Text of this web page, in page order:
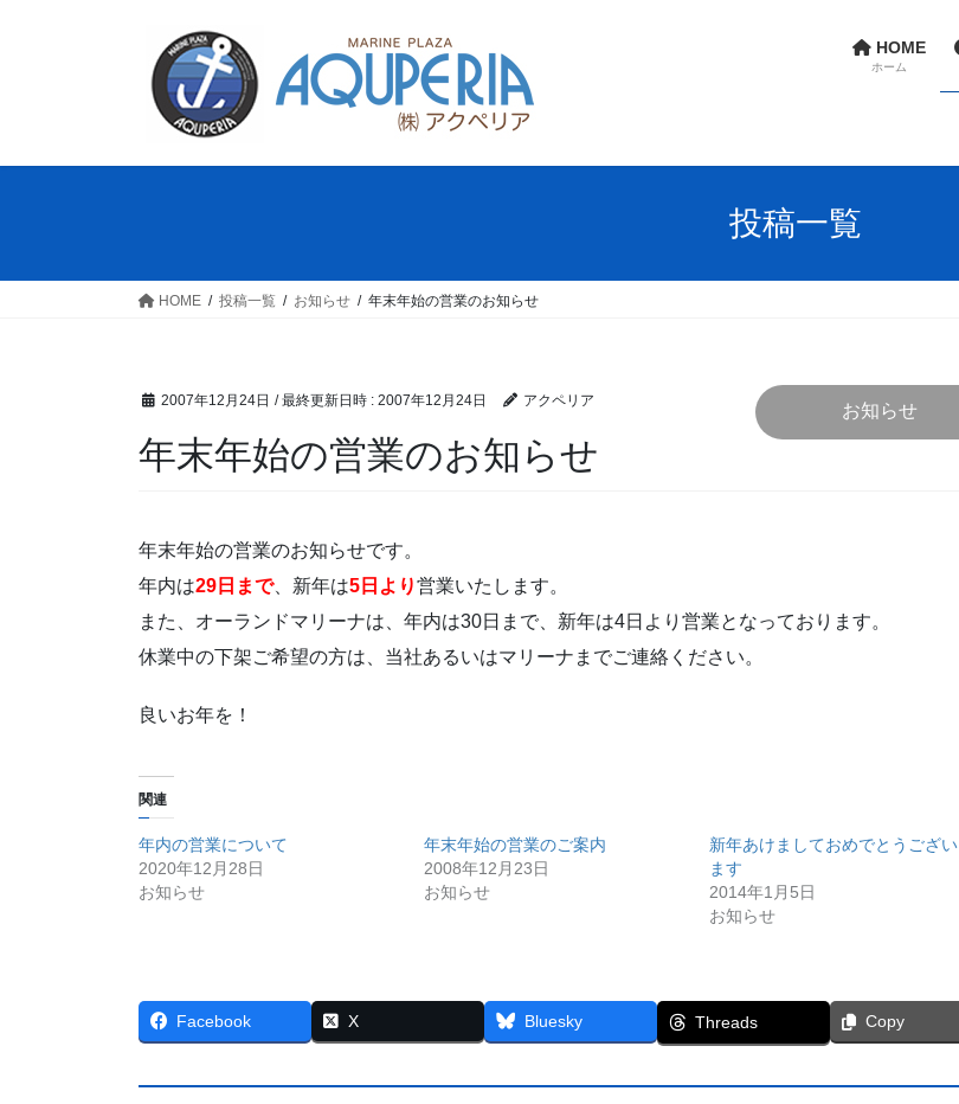
HOME
ホーム
投稿一覧
HOME 投稿一覧 お知らせ 年末年始の営業のお知らせ
2007年12月24日 / 最終更新日時 : 2007年12月24日 アクペリア お知らせ
年末年始の営業のお知らせ
年末年始の営業のお知らせです。
年内は29日まで、新年は5日より営業いたします。
また、オーランドマリーナは、年内は30日まで、新年は4日より営業となっております。
休業中の下架ご希望の方は、当社あるいはマリーナまでご連絡ください。
良いお年を！
関連
年内の営業について
2020年12月28日
お知らせ
年末年始の営業のご案内
2008年12月23日
お知らせ
新年あけましておめでとうござい
ます
2014年1月5日
お知らせ
Facebook X Bluesky Threads Copy